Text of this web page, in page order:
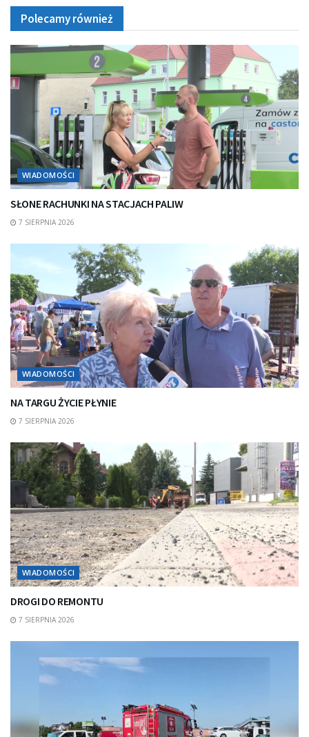
Polecamy również
WIADOMOŚCI
SŁONE RACHUNKI NA STACJACH PALIW
7 SIERPNIA 2026
WIADOMOŚCI
NA TARGU ŻYCIE PŁYNIE
7 SIERPNIA 2026
WIADOMOŚCI
DROGI DO REMONTU
7 SIERPNIA 2026